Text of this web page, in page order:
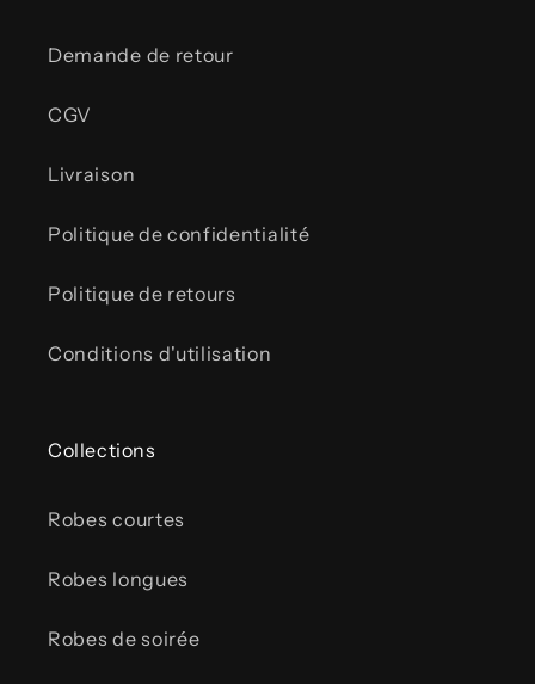
Demande de retour
CGV
Livraison
Politique de confidentialité
Politique de retours
Conditions d'utilisation
Collections
Robes courtes
Robes longues
Robes de soirée